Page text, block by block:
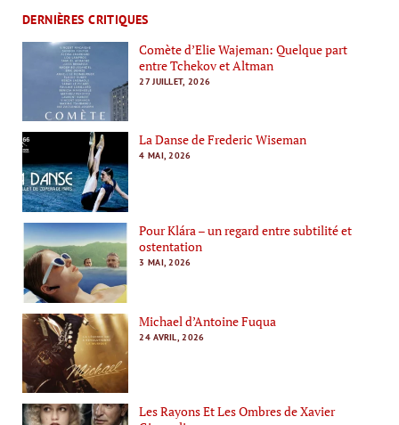
DERNIÈRES CRITIQUES
Comète d’Elie Wajeman: Quelque part
entre Tchekov et Altman
27 JUILLET, 2026
La Danse de Frederic Wiseman
4 MAI, 2026
Pour Klára – un regard entre subtilité et
ostentation
3 MAI, 2026
Michael d’Antoine Fuqua
24 AVRIL, 2026
Les Rayons Et Les Ombres de Xavier